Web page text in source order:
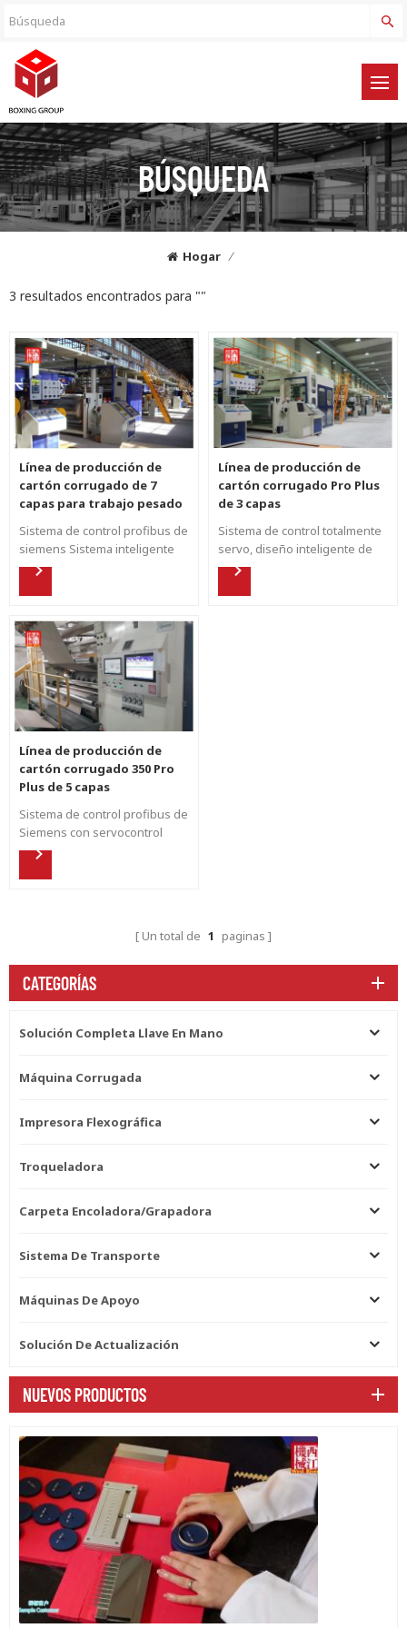
BÚSQUEDA
Hogar /
3 resultados encontrados para ""
Línea de producción de
cartón corrugado de 7
capas para trabajo pesado
Sistema de control profibus de
siemens Sistema inteligente
de control de temperatura y
pesada de cartón. Control
automático de tensión y
presión.
Línea de producción de
cartón corrugado Pro Plus
de 3 capas
Sistema de control totalmente
servo, diseño inteligente de
línea corrugada. Sistema de
Línea de producción de
cartón corrugado 350 Pro
Plus de 5 capas
Sistema de control profibus de
Siemens con servocontrol
completo para satisfacer la
tema de Pegamento, Tensión,
Un total de 1 paginas
CATEGORÍAS
Solución Completa Llave En Mano
Máquina Corrugada
Impresora Flexográfica
Troqueladora
Carpeta Encoladora/grapadora
Sistema De Transporte
Máquinas De Apoyo
Solución De Actualización
NUEVOS PRODUCTOS